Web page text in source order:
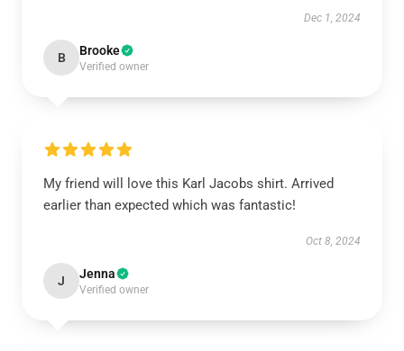
Dec 1, 2024
B Brooke
Verified owner
My friend will love this Karl Jacobs shirt. Arrived
earlier than expected which was fantastic!
Oct 8, 2024
J Jenna
Verified owner